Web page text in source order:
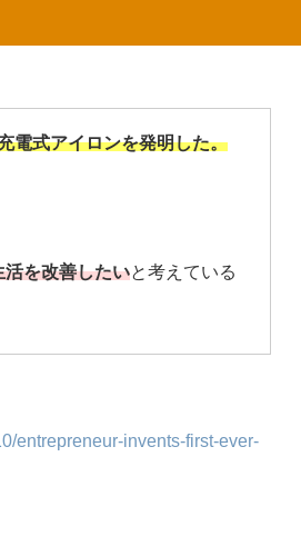
電式アイロンを発明した。
活を改善したいと考えている
entrepreneur-invents-first-ever-